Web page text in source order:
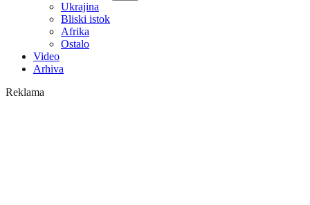
Ukrajina
Bliski istok
Afrika
Ostalo
Video
Arhiva
Reklama